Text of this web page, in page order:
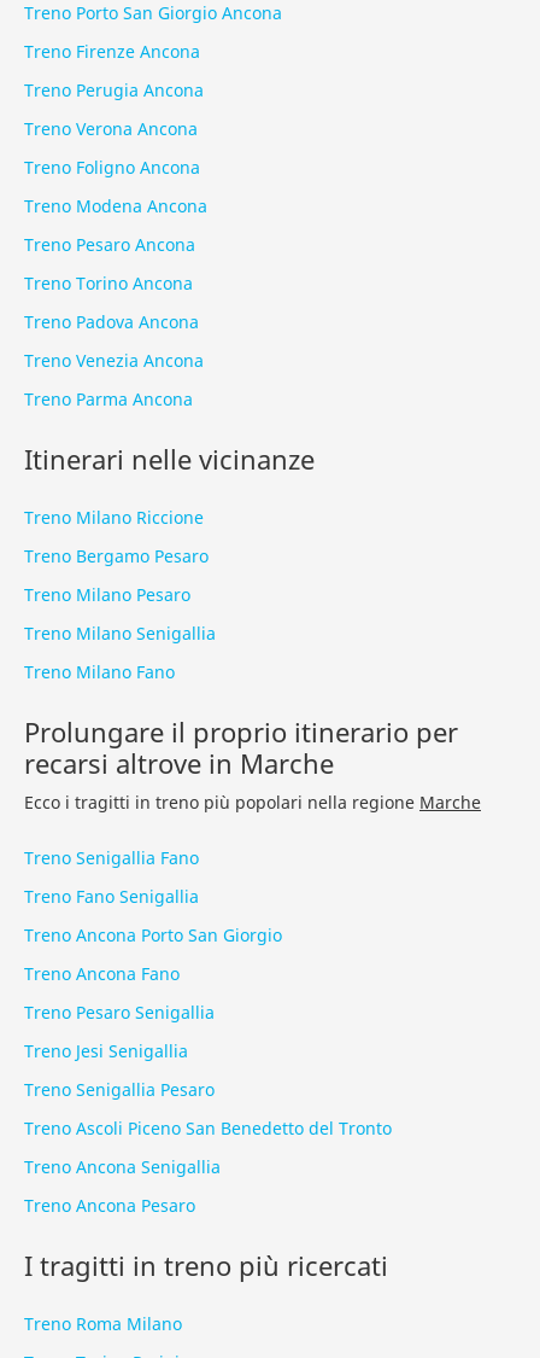
Treno Porto San Giorgio Ancona
Treno Firenze Ancona
Treno Perugia Ancona
Treno Verona Ancona
Treno Foligno Ancona
Treno Modena Ancona
Treno Pesaro Ancona
Treno Torino Ancona
Treno Padova Ancona
Treno Venezia Ancona
Treno Parma Ancona
Itinerari nelle vicinanze
Treno Milano Riccione
Treno Bergamo Pesaro
Treno Milano Pesaro
Treno Milano Senigallia
Treno Milano Fano
Prolungare il proprio itinerario per
recarsi altrove in Marche
Ecco i tragitti in treno più popolari nella regione Marche
Treno Senigallia Fano
Treno Fano Senigallia
Treno Ancona Porto San Giorgio
Treno Ancona Fano
Treno Pesaro Senigallia
Treno Jesi Senigallia
Treno Senigallia Pesaro
Treno Ascoli Piceno San Benedetto del Tronto
Treno Ancona Senigallia
Treno Ancona Pesaro
I tragitti in treno più ricercati
Treno Roma Milano